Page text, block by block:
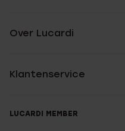
Over Lucardi
Klantenservice
LUCARDI MEMBER